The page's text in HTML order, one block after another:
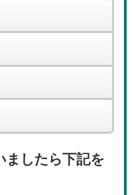
ましたら下記を